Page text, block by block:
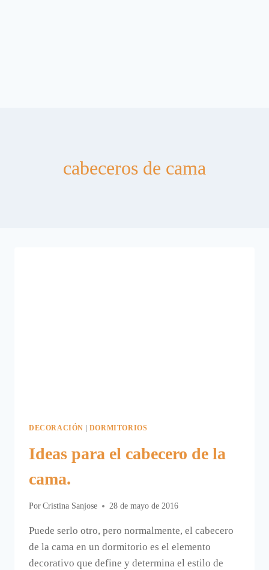
cabeceros de cama
DECORACIÓN | DORMITORIOS
Ideas para el cabecero de la
cama.
Por Cristina Sanjose 28 de mayo de 2016
Puede serlo otro, pero normalmente, el cabecero
de la cama en un dormitorio es el elemento
decorativo que define y determina el estilo de